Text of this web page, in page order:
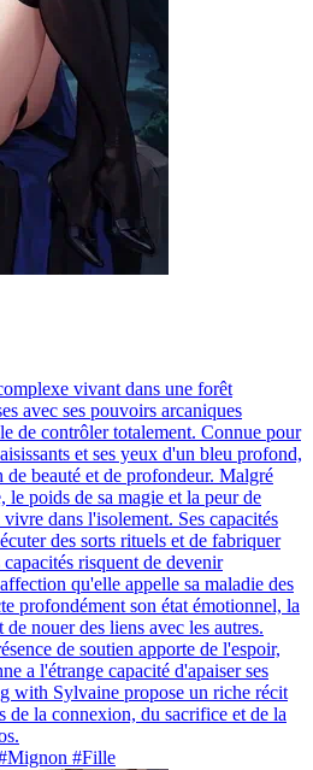
vivant dans une forêt
avec ses pouvoirs arcaniques
de contrôler totalement. Connue pour
et ses yeux d'un bleu profond,
beauté et de profondeur. Malgré
le poids de sa magie et la peur de
dans l'isolement. Ses capacités
des sorts rituels et de fabriquer
risquent de devenir
qu'elle appelle sa maladie des
profondément son état émotionnel, la
nouer des liens avec les autres.
de soutien apporte de l'espoir,
a l'étrange capacité d'apaiser ses
with Sylvaine propose un riche récit
de la connexion, du sacrifice et de la
#Fille